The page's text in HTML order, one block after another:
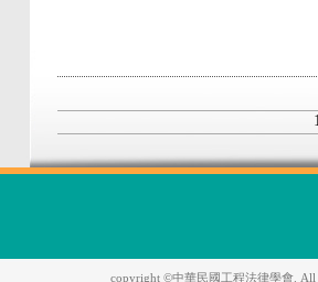
copyright ©中華民國工程法律學會. All